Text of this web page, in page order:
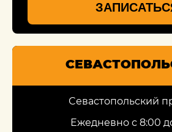
Севастопольский
Ежедневно с 8:00